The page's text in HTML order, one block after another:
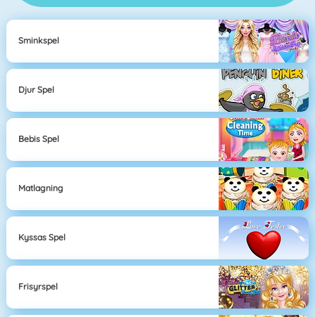
Sminkspel
Djur Spel
Bebis Spel
Matlagning
Kyssas Spel
Frisyrspel